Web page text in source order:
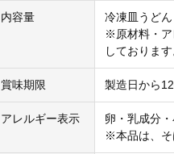
内容量
冷凍皿うど
※原材料・ア
しております
賞味期限 製造日から
アレルギー表示
卵・乳成分
※本品は、そ